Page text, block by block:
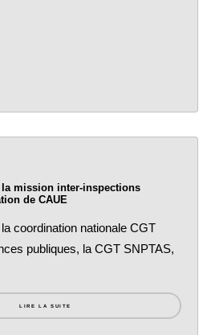
la mission inter-inspections
de CAUE
coordination nationale CGT
publiques, la CGT SNPTAS,
LIRE LA SUITE